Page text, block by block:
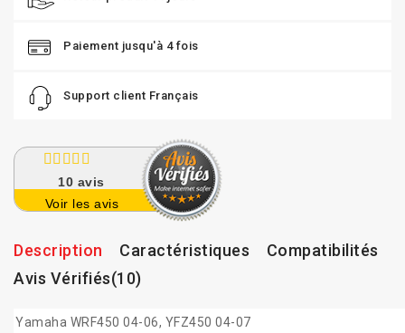
Paiement jusqu'à 4 fois
Support client Français
10 avis
Voir les avis
Description Caractéristiques
Compatibilités
Avis Vérifiés(10)
Yamaha WRF450 04-06, YFZ450 04-07